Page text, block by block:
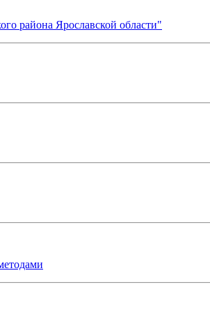
района Ярославской области"